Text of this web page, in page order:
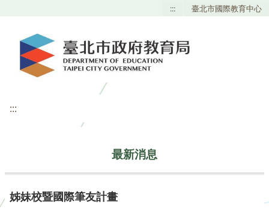
::: 臺北市國際教育中心
:::
最新消息
姊妹校暨國際筆友計畫